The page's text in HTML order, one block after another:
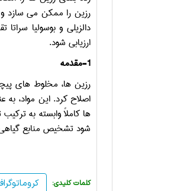
دالزیلی و بوسولیا
ارزیابی شود.
1-مقدمه
رزین­ ها، مخلوط های
اصلاح کرد. این مواد،
شود تشخیص منابع
:کلمات کلیدی